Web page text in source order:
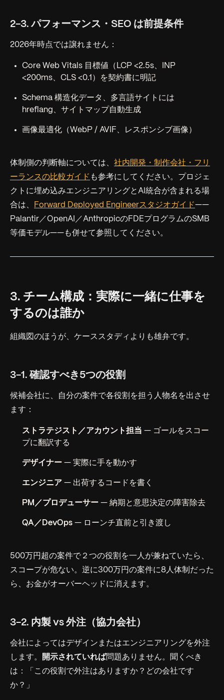
2-3. パフォーマンス・SEO は前提条件
2026年時点では譲れません：
Core Web Vitals 目標値（LCP <2.5s、INP
<200ms、CLS <0.1）を契約書に明記
Schema 構造化データ、多言語サイトには
hreflang、サイトマップ自動生成
画像最適化（WebP / AVIF、レスポンシブ画像）
体制側の判断軸については、 社内開発・制作会社・フリ
ーランスの比較ガイド も参考にしてください。プロジェ
クトに埋め込みエンジニアリングとAI統合が含まれる場
合は、
Forward Deployed Engineerスタジオガイド ——
Palantir／OpenAI／AnthropicのFDEプログラムのSMB
等価モデル——も併せて参照してください。
3. チーム構成：実際に一緒に仕事を
するのは誰か
組織図のほうが、ケーススタディよりも雄弁です。
3-1. 確認すべき5つの役割
候補会社に、自分の案件で各役割を担う人物名を出させ
ます：
ストラテジスト／アカウント担当 — ゴールをスコー
プに翻訳する
デザイナー — 実際に手を動かす
エンジニア — 出荷するコードを書く
PM／プロデューサー — 納期と意思決定の障害除去
QA／DevOps — ローンチ直前と引き渡し
500万円超の案件で２つの役割を一人が兼ねていたら、
スコープが危ない。逆に300万円の案件に8人体制だった
ら、お金がオーバーヘッドに消えます。
3-2. 内製 vs 外注（協力会社）
会社によってはデザインまたはエンジニアリングを外注
します。
開示されていれば問題ありません。聞くべき
は：「この役割で外注はありますか？どの会社です
か？」